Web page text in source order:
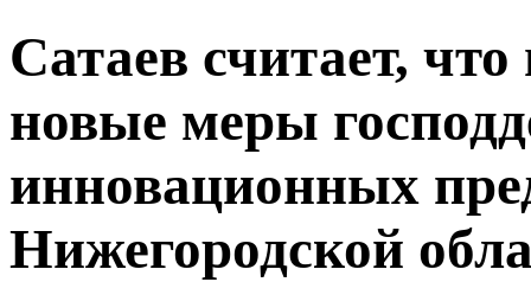
Сатаев считает,
новые меры
инновационных
Нижегородской